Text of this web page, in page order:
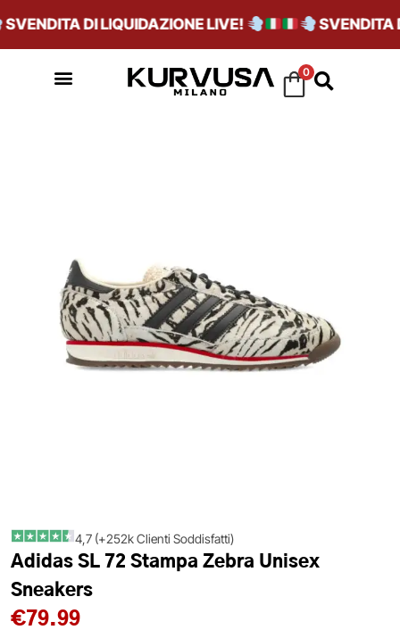
DI LIQUIDAZIONE LIVE! SVENDITA
0
4,7 (+252k Clienti Soddisfatti)
Adidas SL 72 Stampa Zebra Unisex
Sneakers
€79.99